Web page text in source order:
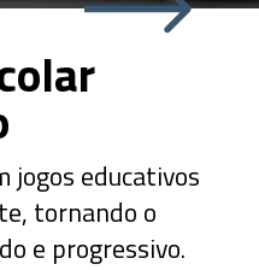
jogos educativos
tornando o
e progressivo.